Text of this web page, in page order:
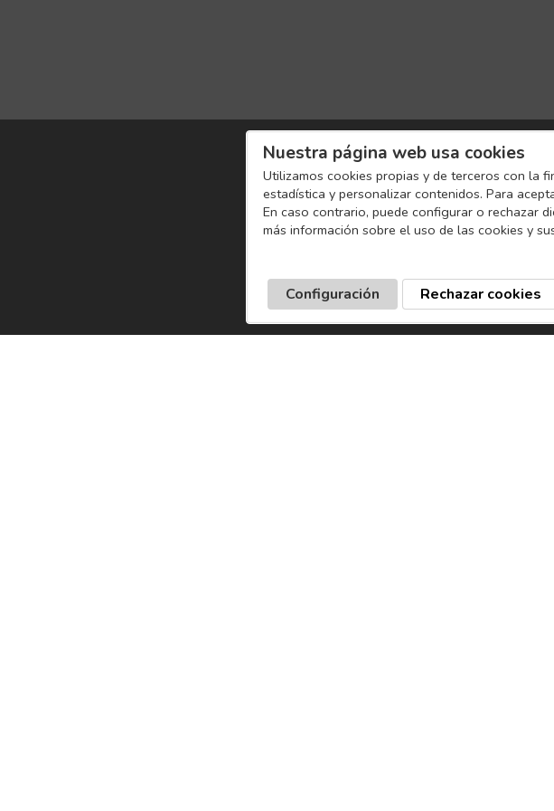
Nuestra página web usa cookies
Utilizamos cookies propias y de terceros con la
estadística y personalizar contenidos. Para
En caso contrario, puede configurar o rechazar
más información sobre el uso de las cookies y
Rechazar cookies
Configuración